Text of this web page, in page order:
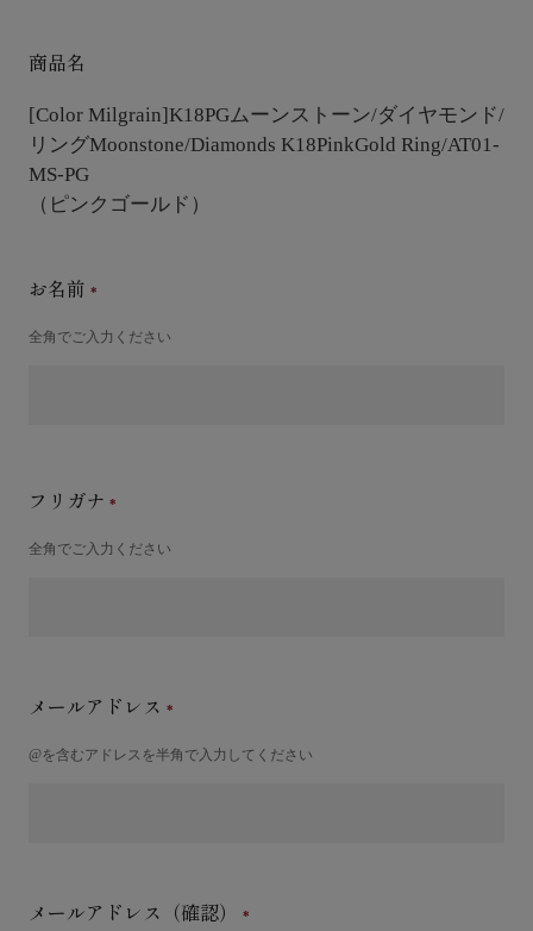
商品名
[Color Milgrain]K18PGムーンストーン/ダイヤモンド/
リングMoonstone/Diamonds K18PinkGold Ring/AT01-
MS-PG
（ピンクゴールド）
お名前
全角でご入力ください
フリガナ
全角でご入力ください
メールアドレス
@を含むアドレスを半角で入力してください
メールアドレス（確認）